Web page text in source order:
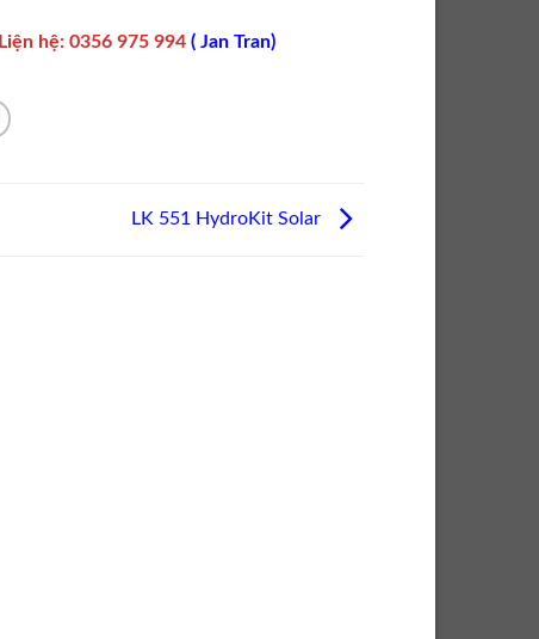
Liện hệ:0356 975 994 ( Jan Tran)
LK 551 HydroKit Solar